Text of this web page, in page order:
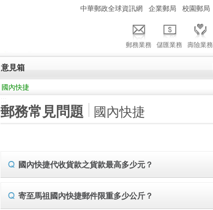
中華郵政全球資訊網 企業郵局 校園郵局
郵務業務 儲匯業務 壽險業務
意見箱
國內快捷
郵務常見問題 國內快捷
國內快捷代收貨款之貨款最高多少元？
寄至馬祖國內快捷郵件限重多少公斤？